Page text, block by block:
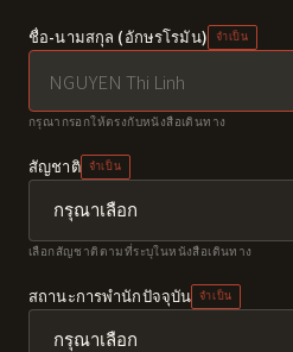
ชื่อ-นามสกุล (อักษรโรมัน) จำเป็น
กรุณากรอกให้ตรงกับหนังสือเดินทาง
สัญชาติ จำเป็น
เลือกสัญชาติตามที่ระบุในหนังสือเดินทาง
สถานะการพำนักปัจจุบัน จำเป็น